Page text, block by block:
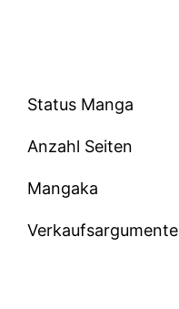
Status Manga
Anzahl Seiten
Mangaka
Verkaufsargumente